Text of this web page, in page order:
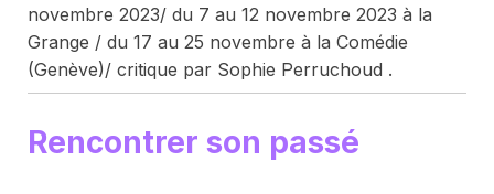
novembre 2023/ du 7 au 12 novembre 2023 à la
Grange / du 17 au 25 novembre à la Comédie
(Genève)/ critique par Sophie Perruchoud .
Rencontrer son passé